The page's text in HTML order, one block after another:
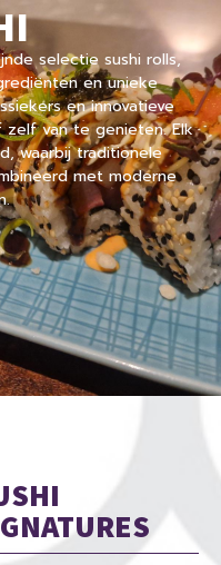
selectie sushi rolls,
en unieke
en innovatieve
van te genieten. Elk
waarbij traditionele
met moderne